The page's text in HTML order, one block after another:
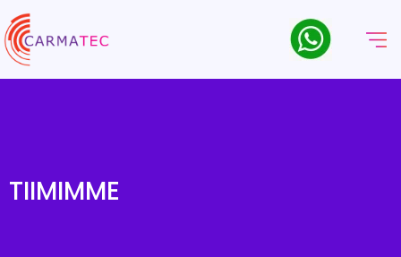
TIIMIMME